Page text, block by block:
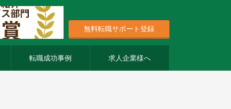
無料転職サポート登録
転職成功事例 求人企業様へ